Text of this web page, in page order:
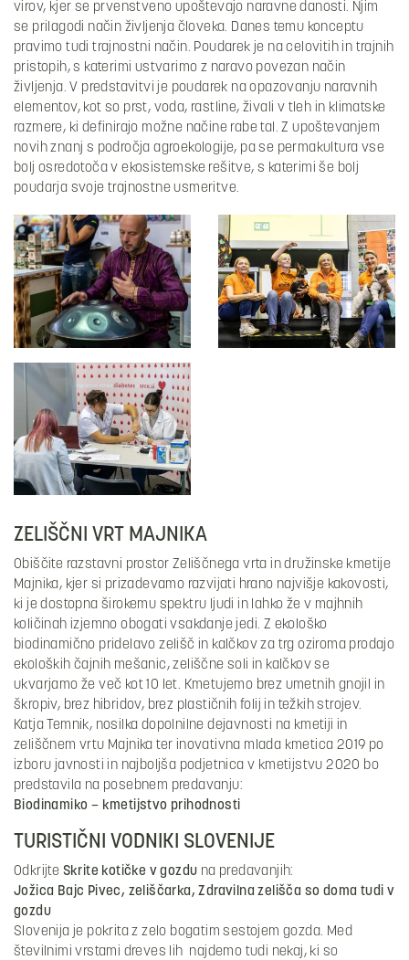
virov, kjer se prvenstveno upoštevajo naravne danosti. Njim
se prilagodi način življenja človeka. Danes temu konceptu
pravimo tudi trajnostni način. Poudarek je na celovitih in trajnih
pristopih, s katerimi ustvarimo z naravo povezan način
življenja. V predstavitvi je poudarek na opazovanju naravnih
elementov, kot so prst, voda, rastline, živali v tleh in klimatske
razmere, ki definirajo možne načine rabe tal. Z upoštevanjem
novih znanj s področja agroekologije, pa se permakultura vse
bolj osredotoča v ekosistemske rešitve, s katerimi še bolj
poudarja svoje trajnostne usmeritve.
ZELIŠČNI VRT MAJNIKA
Obiščite razstavni prostor Zeliščnega vrta in družinske kmetije
Majnika, kjer si prizadevamo razvijati hrano najvišje kakovosti,
ki je dostopna širokemu spektru ljudi in lahko že v majhnih
količinah izjemno obogati vsakdanje jedi. Z ekološko
biodinamično pridelavo zelišč in kalčkov za trg oziroma prodajo
ekoloških čajnih mešanic, zeliščne soli in kalčkov se
ukvarjamo že več kot 10 let. Kmetujemo brez umetnih gnojil in
škropiv, brez hibridov, brez plastičnih folij in težkih strojev.
Katja Temnik, nosilka dopolnilne dejavnosti na kmetiji in
zeliščnem vrtu Majnika ter inovativna mlada kmetica 2019 po
izboru javnosti in najboljša podjetnica v kmetijstvu 2020 bo
predstavila na posebnem predavanju:
Biodinamiko – kmetijstvo prihodnosti
TURISTIČNI VODNIKI SLOVENIJE
Odkrijte Skrite kotičke v gozdu na predavanjih:
Jožica Bajc Pivec, zeliščarka, Zdravilna zelišča so doma tudi v
gozdu
Slovenija je pokrita z zelo bogatim sestojem gozda. Med
številnimi vrstami dreves lih najdemo tudi nekaj, ki so